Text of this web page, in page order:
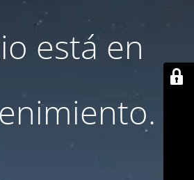
está en